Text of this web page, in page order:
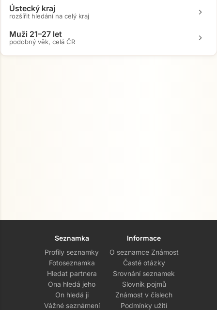
Ústecký kraj
rozšířit hledání na celý kraj chevron_right
Muži 21–27 let
podobný věk, celá ČR chevron_right
Seznamka
Profily seznamky
Fotoseznamka
Hledat partnera
Ona hledá jeho
On hledá ji
Vážné seznámení
Informace
O seznamce Známost
Časté otázky
Srovnání seznamek
Slovník pojmů
Známost v číslech
Podmínky užití